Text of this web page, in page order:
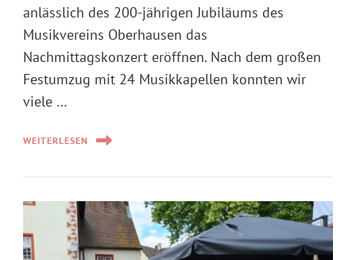
anlässlich des 200-jährigen Jubiläums des
Musikvereins Oberhausen das
Nachmittagskonzert eröffnen. Nach dem großen
Festumzug mit 24 Musikkapellen konnten wir
viele …
WEITERLESEN